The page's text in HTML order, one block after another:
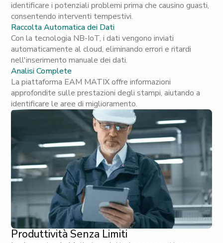
identificare i potenziali problemi prima che causino guasti,
consentendo interventi tempestivi.
Raccolta Automatica dei Dati
Con la tecnologia NB-IoT, i dati vengono inviati
automaticamente al cloud, eliminando errori e ritardi
nell'inserimento manuale dei dati.
Analisi Complete
La piattaforma EAM MATIX offre informazioni
approfondite sulle prestazioni degli stampi, aiutando a
identificare le aree di miglioramento.
Produttività Senza Limiti